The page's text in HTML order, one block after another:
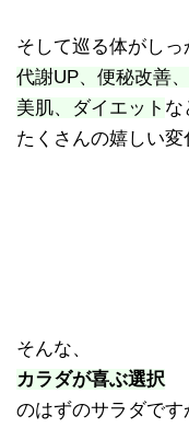
そして巡る体がし
代謝UP、便秘改善、
美肌、ダイエット な
たくさんの嬉しい変
そんな、
カラダが喜ぶ選択
のはずのサラダです